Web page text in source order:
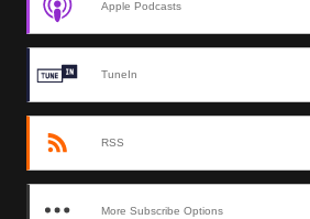
Apple Podcasts
TuneIn
RSS
More Subscribe Options